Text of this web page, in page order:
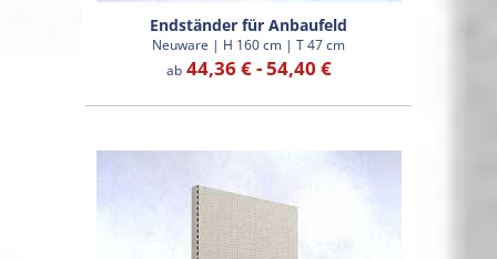
Endständer für Anbaufeld
Neuware | H 160 cm | T 47 cm
ab 44,36 € - 54,40 €